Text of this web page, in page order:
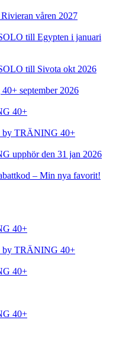
våren 2027
till Egypten i januari
till Sivota okt 2026
september 2026
40+
by TRÄNING 40+
upphör den 31 jan 2026
– Min nya favorit!
40+
by TRÄNING 40+
40+
40+